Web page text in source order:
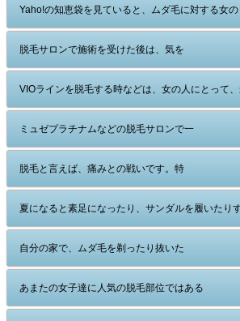
Yaho!の知恵袋を見ていると、ムダ毛に対する女の
脱毛サロンで施術を受けた後は、気を
VIOラインを脱毛する時などは、女の人にとって
ミュゼプラチナムなどの脱毛サロンで一
脱毛と言えば、痛みとの戦いです。特
夏になると素足になったり、サンダルを履いたり
自分の家で、ムダ毛を剃ったり抜いた
あまたの女子達に人気の脱毛部位ではある